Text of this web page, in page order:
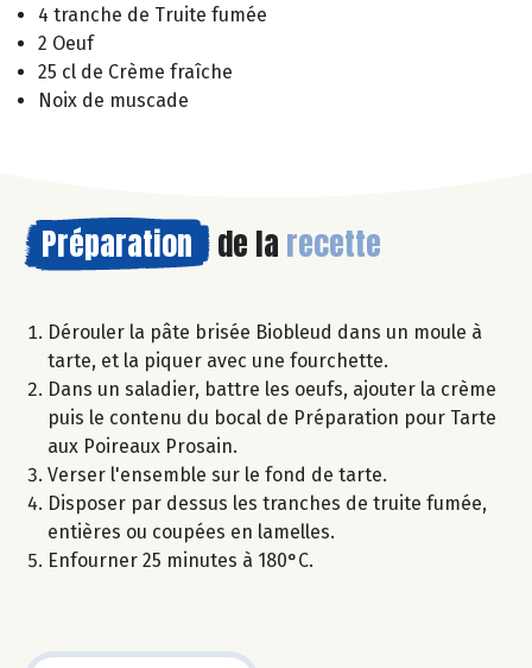
4 tranche de Truite fumée
2 Oeuf
25 cl de Crème fraîche
Noix de muscade
Préparation de la recette
Dérouler la pâte brisée Biobleud dans un moule à
tarte, et la piquer avec une fourchette.
Dans un saladier, battre les oeufs, ajouter la crème
puis le contenu du bocal de Préparation pour Tarte
aux Poireaux Prosain.
Verser l'ensemble sur le fond de tarte.
Disposer par dessus les tranches de truite fumée,
entières ou coupées en lamelles.
Enfourner 25 minutes à 180°C.